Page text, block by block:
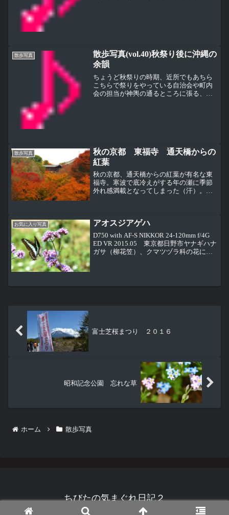
散歩写真
散歩写真(vol.40)秋祭り後に沖縄の
余韻
ちょうど秋祭りの時期、近所でもあちら
こちらで祭りをやっている自治会や町内
会の担当が神輿の通るところに張る、し
散歩写真
秋の京都 東福寺 通天橋からの
紅葉
秋の京都、通天橋からの紅葉が有名な東
福寺。寒波で底冷えがする年の瀬に季節
外れ感満載となってしまった（汗）。九
間に同じ場所に戻って来る...
お気に入り写真 アオスジアゲハ
D750 with AF-S NIKKOR 24-120mm f/4G
ED VR 2015.05 東京都日野市ヤナギハナ
ガサ（柳花笠）、クマツヅラ科の花にと
富士芝桜まつり ２０１６
昭和記念公園 忘れな草
ホーム 散歩写真
ちびたの気まぐれ日記２
© 2007 ちびたの気まぐれ日記２.